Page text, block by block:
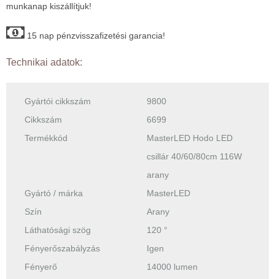
munkanap kiszállítjuk!
15 nap pénzvisszafizetési garancia!
Technikai adatok:
Gyártói cikkszám
9800
Cikkszám
6699
Termékkód
MasterLED Hodo LED
csillár 40/60/80cm 116W
arany
Gyártó / márka
MasterLED
Szín
Arany
Láthatósági szög
120 °
Fényerőszabályzás
Igen
Fényerő
14000 lumen